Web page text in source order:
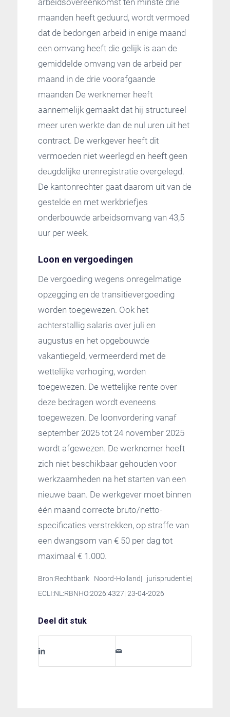
maanden heeft geduurd, wordt vermoed
dat de bedongen arbeid in enige maand
een omvang heeft die gelijk is aan de
gemiddelde omvang van de arbeid per
maand in de drie voorafgaande
maanden De werknemer heeft
aannemelijk gemaakt dat hij structureel
meer uren werkte dan de nul uren uit het
contract. De werkgever heeft dit
vermoeden niet weerlegd en heeft geen
deugdelijke urenregistratie overgelegd.
De kantonrechter gaat daarom uit van de
gestelde en met werkbriefjes
onderbouwde arbeidsomvang van 43,5
uur per week.
Loon en vergoedingen
De vergoeding wegens onregelmatige
opzegging en de transitievergoeding
worden toegewezen. Ook het
achterstallig salaris over juli en
augustus en het opgebouwde
vakantiegeld, vermeerderd met de
wettelijke verhoging, worden
toegewezen. De wettelijke rente over
deze bedragen wordt eveneens
toegewezen. De loonvordering vanaf
september 2025 tot 24 november 2025
wordt afgewezen. De werknemer heeft
zich niet beschikbaar gehouden voor
werkzaamheden na het starten van een
nieuwe baan. De werkgever moet binnen
één maand correcte bruto/netto-
specificaties verstrekken, op straffe van
een dwangsom van € 50 per dag tot
maximaal € 1.000.
Bron:Rechtbank Noord-Holland| jurisprudentie|
ECLI:NL:RBNHO:2026:4327| 23-04-2026
Deel dit stuk